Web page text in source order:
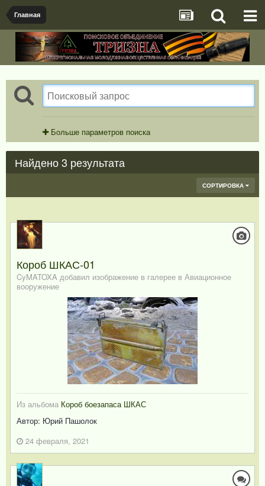
Главная
Больше параметров поиска
Найдено 3 результата
СОРТИРОВКА
Короб ШКАС-01
CyMATOXA добавил изображение в галерее в Авиационное
вооружение
Из альбома Короб боезапаса ШКАС
Автор: Юрий Пашолок
24 февраля, 2021